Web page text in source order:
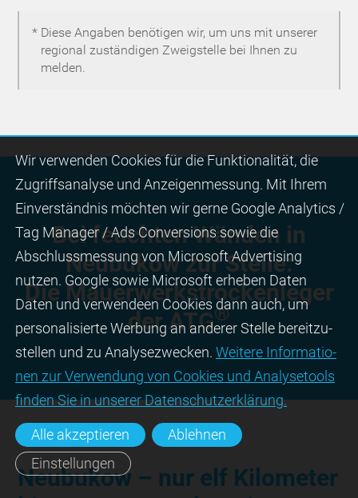
* Diese Angaben benötigen wir, um uns mit unserer
regional zuständigen Zweigstelle bei Ihnen zu
melden.
Bei feuchten Wänden in
Neubukow zur Stelle:
Die Mauerwerks­trockenleger
der ATG®
Neubukow – nur elf Kilometer
Wir ver­wen­den Cookies für die Funktio­na­lität, die
Zugriffs­ana­lyse und Anzei­gen­mes­sung. Mit Ihrem
Ein­ver­ständ­nis möchten wir gerne Google Analytics /
Tag Manager / Ads Con­ver­sions sowie die
Abschluss­mes­sung von Micro­soft Adver­tising
nutzen. Google sowie Micro­soft erheben Daten
Daten und verwendeen Cookies dann auch, um
perso­nali­sierte Wer­bung an ande­rer Stelle bereit­zu­
stel­len und zu Ana­lyse­zwecken. Wei­tere Infor­matio­
nen zur Ver­wen­dung von Cookies und Ana­lyse­tools
fin­den Sie in unserer Daten­schutz­erklä­rung.
Alle akzeptieren
Ablehnen
Einstellungen